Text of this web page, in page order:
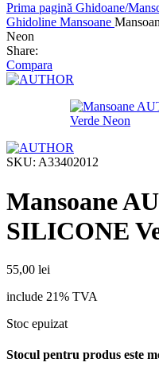
Prima pagină Ghidoane/
Ghidoline Mansoane
Neon
Share:
Compara
SKU: A33402012
Mansoane
SILICONE
55,00 lei
include 21% TVA
Stoc epuizat
Stocul pentru produs este